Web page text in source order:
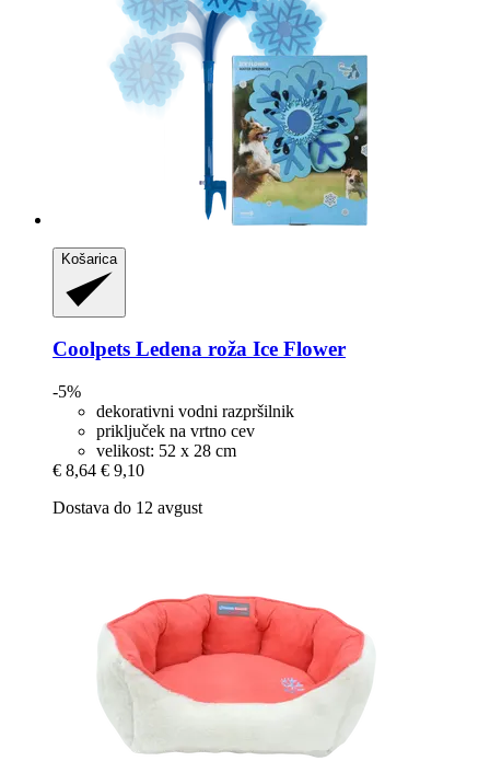
Košarica
Coolpets Ledena roža Ice Flower
-5%
dekorativni vodni razpršilnik
priključek na vrtno cev
velikost: 52 x 28 cm
€ 8,64 € 9,10
Dostava do 12 avgust